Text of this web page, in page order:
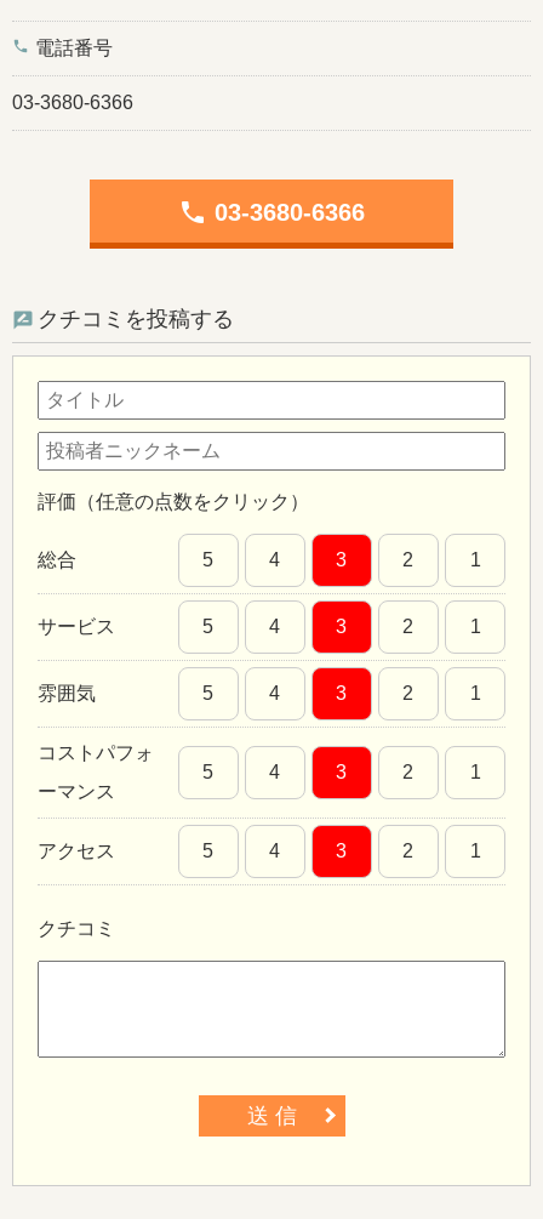
phone 電話番号
03-3680-6366
phone 03-3680-6366
クチコミを投稿する
評価（任意の点数をクリック）
総合 5 4 3 2 1
サービス 5 4 3 2 1
雰囲気 5 4 3 2 1
コストパフォ
ーマンス
5 4 3 2 1
アクセス 5 4 3 2 1
クチコミ
送 信